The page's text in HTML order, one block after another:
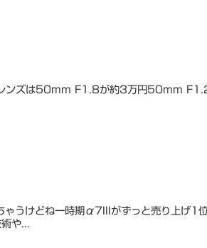
レンズは50mm F1.8が約3万円50mm
けどね一時期α7IIIがずっと売り上げ1位
や...